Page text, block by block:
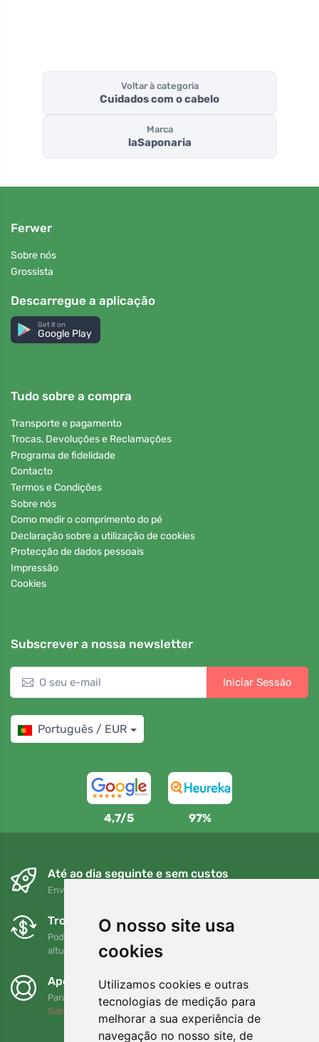
O nosso site usa
cookies
Utilizamos cookies e outras
tecnologias de medição para
melhorar a sua experiência de
navegação no nosso site, de
Voltar à categoria
Cuidados com o cabelo
Marca
laSaponaria
Ferwer
Sobre nós
Grossista
Descarregue a aplicação
Get it on
Google Play
Tudo sobre a compra
Transporte e pagamento
Trocas, Devoluções e Reclamações
Programa de fidelidade
Contacto
Termos e Condições
Sobre nós
Como medir o comprimento do pé
Declaração sobre a utilização de cookies
Protecção de dados pessoais
Impressão
Cookies
Subscrever a nossa newsletter
Iniciar Sessão
Português / EUR
4,7/5 97%
Até ao dia seguinte e sem custos
Envio gratuito para encomendas superiores a 80 EUR
Trocas e devoluções gratuitas
Pode devolver ou trocar a sua encomenda em qualquer
altura no prazo de 90 dias
Apoiamos a Trees.org
Para cada encomenda plantamos uma árvore! Leia mais
Sobre nós